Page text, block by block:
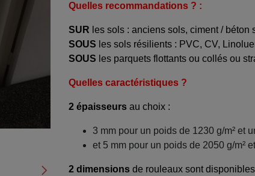
Quelles recommandations ? :
SUR les sols : anciens sols, ciment /
SOUS les sols résilients : PVC, CV,
SOUS les parquets flottants ou collés ou
Quelles caractéristiques ?
2 épaisseurs au choix :
3 mm pour un poids de 1230 g/m² et
et 5 mm pour un poids de 2050 g/m²
2 dimensions de rouleaux sont